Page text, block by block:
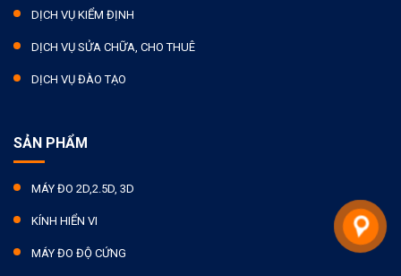
DỊCH VỤ KIỂM ĐỊNH
DỊCH VỤ SỬA CHỮA, CHO THUÊ
DỊCH VỤ ĐÀO TẠO
SẢN PHẨM
MÁY ĐO 2D,2.5D, 3D
KÍNH HIỂN VI
MÁY ĐO ĐỘ CỨNG